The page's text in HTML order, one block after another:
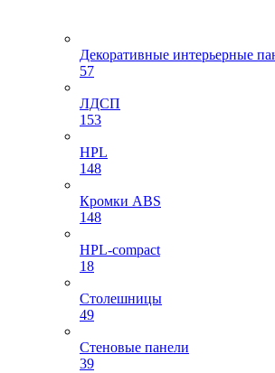
Декоративные интерьерные
57
ЛДСП
153
HPL
148
Кромки ABS
148
HPL-compact
18
Столешницы
49
Стеновые панели
39